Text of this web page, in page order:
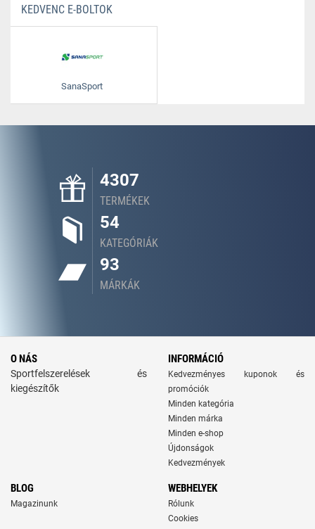
KEDVENC E-BOLTOK
SanaSport
4307
TERMÉKEK
54
KATEGÓRIÁK
93
MÁRKÁK
O NÁS
Sportfelszerelések és
kiegészítők
INFORMÁCIÓ
Kedvezményes kuponok és
promóciók
Minden kategória
Minden márka
Minden e-shop
Újdonságok
Kedvezmények
BLOG
Magazinunk
WEBHELYEK
Rólunk
Cookies